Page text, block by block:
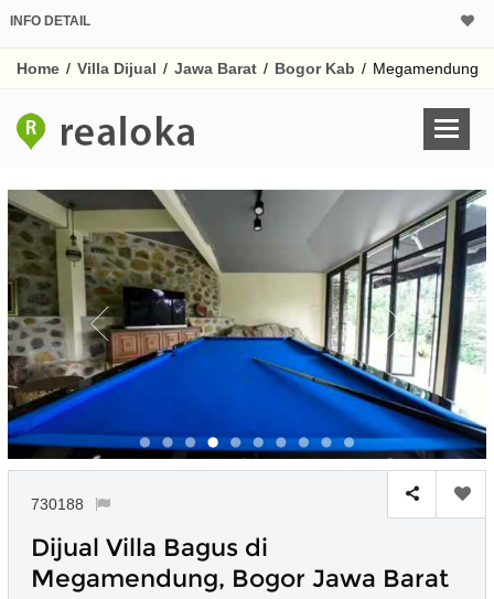
INFO DETAIL
Home / Villa Dijual / Jawa Barat / Bogor Kab / Megamendung
730188
Dijual Villa Bagus di
Megamendung, Bogor Jawa Barat
Harga Rp
Untuk hasil simulasi
pada kotak-
Simpan